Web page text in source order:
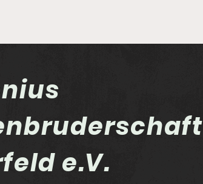
e.V.